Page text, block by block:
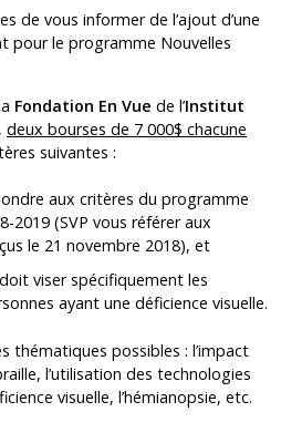
de vous informer de l’ajout d’une
pour le programme Nouvelles
Fondation En Vue de l’Institut
, deux bourses de 7 000$ chacune
suivantes :
aux critères du programme
2019 (SVP vous référer aux
le 21 novembre 2018), et
viser spécifiquement les
ayant une déficience visuelle.
thématiques possibles : l’impact
l’utilisation des technologies
visuelle, l’hémianopsie, etc.